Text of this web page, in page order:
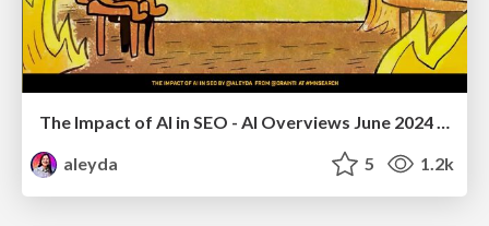
The Impact of AI in SEO - AI Overviews June 2024 Edition
aleyda
5 1.2k